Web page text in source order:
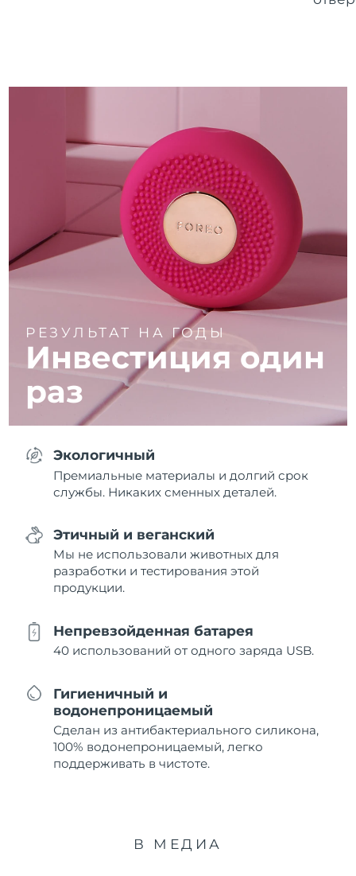
РЕЗУЛЬТАТ НА ГОДЫ
Инвестиция один
раз
Экологичный
Премиальные материалы и долгий срок
службы. Никаких сменных деталей.
Этичный и веганский
Мы не использовали животных для
разработки и тестирования этой
продукции.
Непревзойденная батарея
40 использований от одного заряда USB.
Гигиеничный и
водонепроницаемый
Сделан из антибактериального силикона,
100% водонепроницаемый, легко
поддерживать в чистоте.
В МЕДИА